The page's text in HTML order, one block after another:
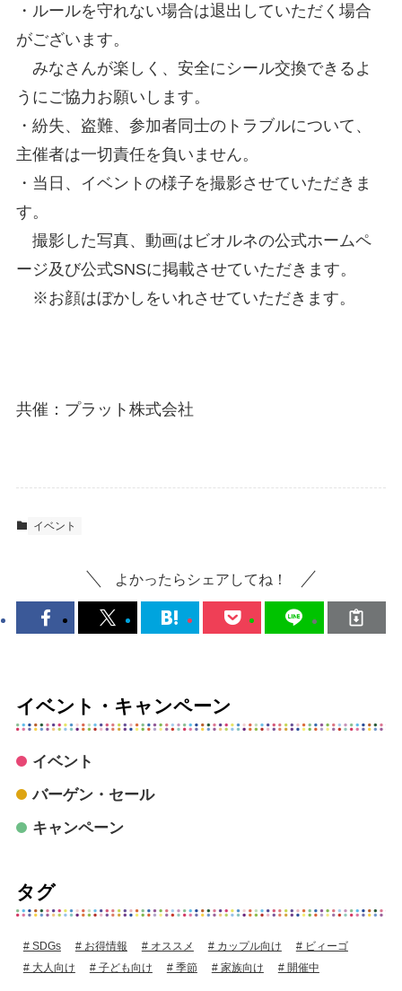
・ルールを守れない場合は退出していただく場合
がございます。
みなさんが楽しく、安全にシール交換できるよ
うにご協力お願いします。
・紛失、盗難、参加者同士のトラブルについて、
主催者は一切責任を負いません。
・当日、イベントの様子を撮影させていただきま
す。
撮影した写真、動画はビオルネの公式ホームペ
ージ及び公式SNSに掲載させていただきます。
※お顔はぼかしをいれさせていただきます。
共催：プラット株式会社
イベント
よかったらシェアしてね！
イベント・キャンペーン
イベント
バーゲン・セール
キャンペーン
タグ
SDGs お得情報 オススメ カップル向け
ビィーゴ
大人向け
子ども向け 季節 家族向け 開催中